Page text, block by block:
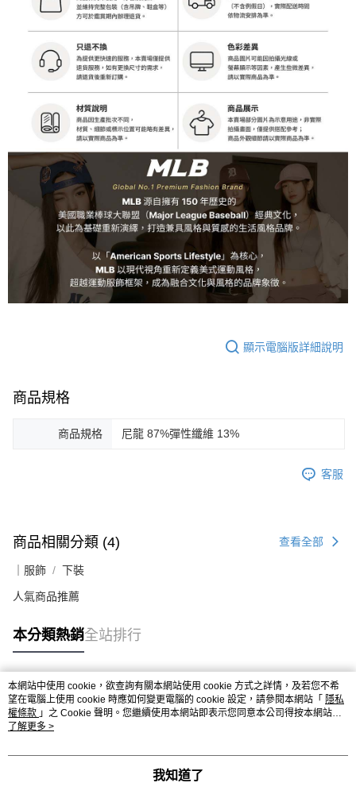
顯示電腦版詳細說明
商品規格
商品規格 尼龍 87%彈性纖維 13%
客服
商品相關分類 (4) 查看全部
｜服飾 下裝
人氣商品推薦
本分類熱銷全站排行
熱門標籤
本網站中使用 cookie，欲查詢有關本網站使用 cookie 方式之詳情，及若您不希
望在電腦上使用 cookie 時應如何變更電腦的 cookie 設定，請參閱本網站「 隱私
權條款 」之 Cookie 聲明。您繼續使用本網站即表示您同意本公司得按本網站使
用條款之 Cookie 聲明使用 cookie。
了解更多 >
我知道了